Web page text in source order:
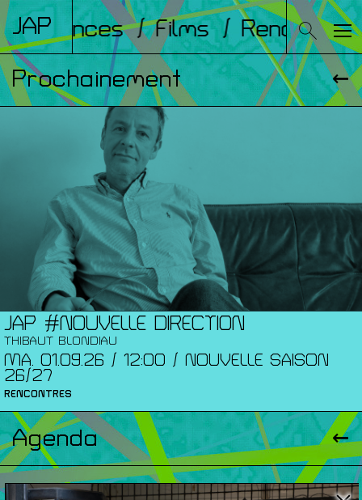
JAP / Films / Rencontres
Prochainement
JAP #NOUVELLE DIRECTION
THIBAUT BLONDIAU
MA. 01.09.26 / 12:00 / NOUVELLE SAISON
26/27
RENCONTRES
Agenda
Expositions